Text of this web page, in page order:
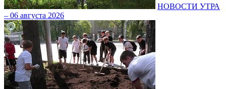
НОВОСТИ УТРА
– 06 августа 2026